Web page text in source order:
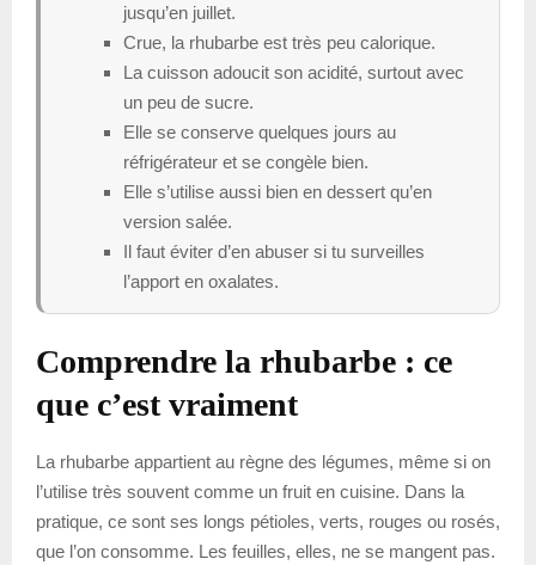
jusqu’en juillet.
Crue, la rhubarbe est très peu calorique.
La cuisson adoucit son acidité, surtout avec
un peu de sucre.
Elle se conserve quelques jours au
réfrigérateur et se congèle bien.
Elle s’utilise aussi bien en dessert qu’en
version salée.
Il faut éviter d’en abuser si tu surveilles
l’apport en oxalates.
Comprendre la rhubarbe : ce
que c’est vraiment
La rhubarbe appartient au règne des légumes, même si on
l’utilise très souvent comme un fruit en cuisine. Dans la
pratique, ce sont ses longs pétioles, verts, rouges ou rosés,
que l’on consomme. Les feuilles, elles, ne se mangent pas.